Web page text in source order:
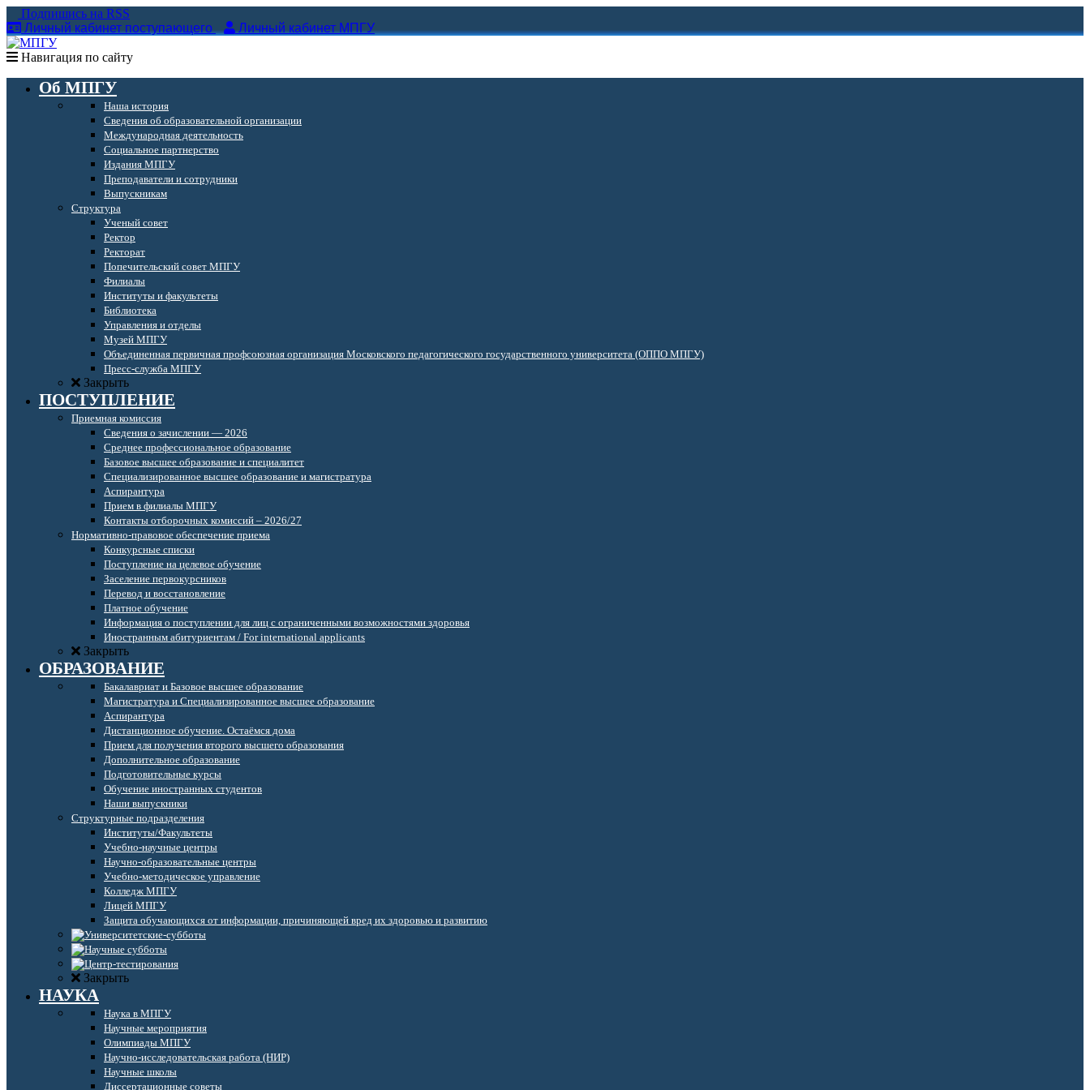
Подпишись на RSS
Личный кабинет поступающего
Личный кабинет МПГУ
Навигация по сайту
Об МПГУ
Наша история
Сведения об образовательной организации
Международная деятельность
Социальное партнерство
Издания МПГУ
Преподаватели и сотрудники
Выпускникам
Структура
Ученый совет
Ректор
Ректорат
Попечительский совет МПГУ
Филиалы
Институты и факультеты
Библиотека
Управления и отделы
Музей МПГУ
Объединенная первичная профсоюзная организация Московского педагогического государственного университета (ОППО МПГУ)
Пресс-служба МПГУ
Закрыть
ПОСТУПЛЕНИЕ
Приемная комиссия
Сведения о зачислении — 2026
Среднее профессиональное образование
Базовое высшее образование и специалитет
Специализированное высшее образование и магистратура
Аспирантура
Прием в филиалы МПГУ
Контакты отборочных комиссий – 2026/27
Нормативно-правовое обеспечение приема
Конкурсные списки
Поступление на целевое обучение
Заселение первокурсников
Перевод и восстановление
Платное обучение
Информация о поступлении для лиц с ограниченными возможностями здоровья
Иностранным абитуриентам / For international applicants
Закрыть
ОБРАЗОВАНИЕ
Бакалавриат и Базовое высшее образование
Магистратура и Специализированное высшее образование
Аспирантура
Дистанционное обучение. Остаёмся дома
Прием для получения второго высшего образования
Дополнительное образование
Подготовительные курсы
Обучение иностранных студентов
Наши выпускники
Структурные подразделения
Институты/Факультеты
Учебно-научные центры
Научно-образовательные центры
Учебно-методическое управление
Колледж МПГУ
Лицей МПГУ
Защита обучающихся от информации, причиняющей вред их здоровью и развитию
Закрыть
НАУКА
Наука в МПГУ
Научные мероприятия
Олимпиады МПГУ
Научно-исследовательская работа (НИР)
Научные школы
Диссертационные советы